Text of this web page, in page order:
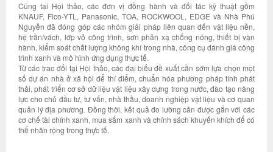
Cũng tại Hội thảo, các đơn vị đồng hành và đối tác kỹ thuật gồm
KNAUF, Fico-YTL, Panasonic, TOA, ROCKWOOL, EDGE và Nhà Phú
Nguyễn đã đóng góp các nhóm giải pháp liên quan đến vật liệu nền,
hệ trần/vách, lớp vỏ công trình, sơn phản xạ chống nóng, thiết bị vận
hành, kiểm soát chất lượng không khí trong nhà, công cụ đánh giá công
trình xanh và mô hình ứng dụng thực tế.
Từ các trao đổi tại Hội thảo, các đại biểu đề xuất cần sớm lựa chọn một
số dự án nhà ở xã hội để thí điểm, chuẩn hóa phương pháp tính phát
thải, phát triển cơ sở dữ liệu vật liệu xây dựng trong nước, đào tạo năng
lực cho chủ đầu tư, tư vấn, nhà thầu, doanh nghiệp vật liệu và cơ quan
quản lý địa phương. Đồng thời, kết quả đo lường cần được gắn với các
cơ chế tài chính xanh, mua sắm xanh và chính sách khuyến khích để có
thể nhân rộng trong thực tế.